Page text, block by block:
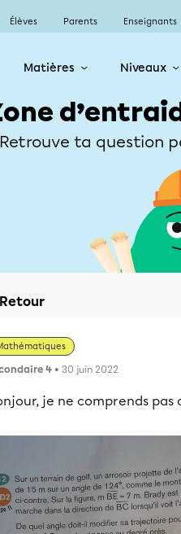
Élèves Parents Enseignants
Matières Niveaux
ta question
Retour
4 • 30 juin 2022
je ne comprends pas